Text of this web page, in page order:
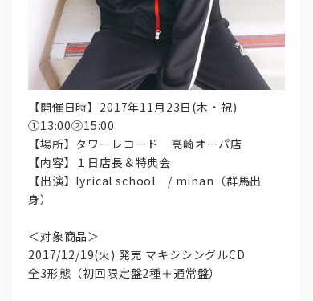
【開催日時】2017年11月23日(木・祝)
①13:00②15:00
【場所】タワーレコード 高崎オーパ店
【内容】１日店長＆特典会
【出演】lyrical school / minan（群馬出
身）
＜対象商品＞
2017/12/19(火) 発売 マキシシングルCD
全3形態（初回限定盤2種＋通常盤）